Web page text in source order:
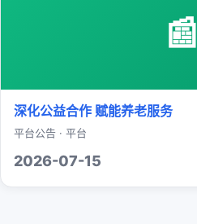
📰
深化公益合作 赋能养老服务
平台公告 · 平台
2026-07-15